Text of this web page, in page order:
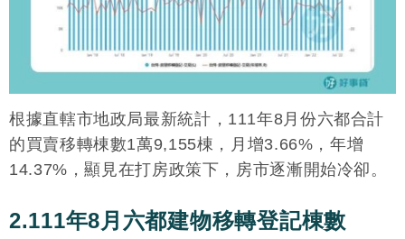
根據直轄市地政局最新統計，111年8月份六都合計
的買賣移轉棟數1萬9,155棟，月增3.66%，年增
14.37%，顯見在打房政策下，房市逐漸開始冷卻。
2.111年8月六都建物移轉登記棟數